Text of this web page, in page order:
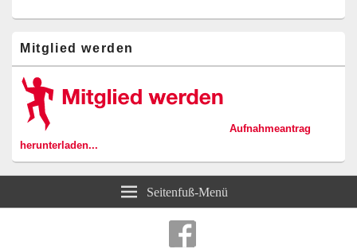
Mitglied werden
Aufnahmeantrag
herunterladen...
Seitenfuß-Menü